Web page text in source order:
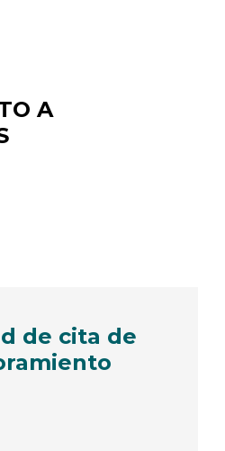
A
de cita de